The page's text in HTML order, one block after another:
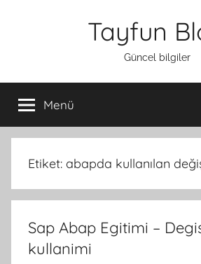
Tayfun
Güncel bilgiler
Menü
Etiket: abapda kullanılan
Sap Abap Egitimi –
kullanimi